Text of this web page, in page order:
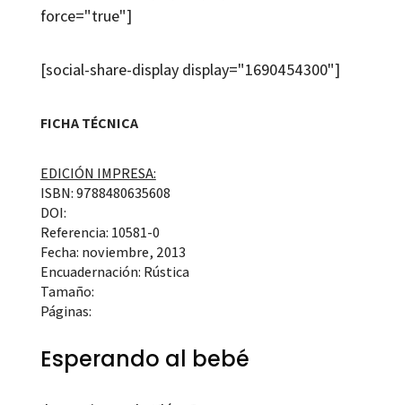
force="true"]
[social-share-display display="1690454300"]
FICHA TÉCNICA
EDICIÓN IMPRESA:
ISBN: 9788480635608
DOI:
Referencia: 10581-0
Fecha: noviembre, 2013
Encuadernación: Rústica
Tamaño:
Páginas:
Esperando al bebé